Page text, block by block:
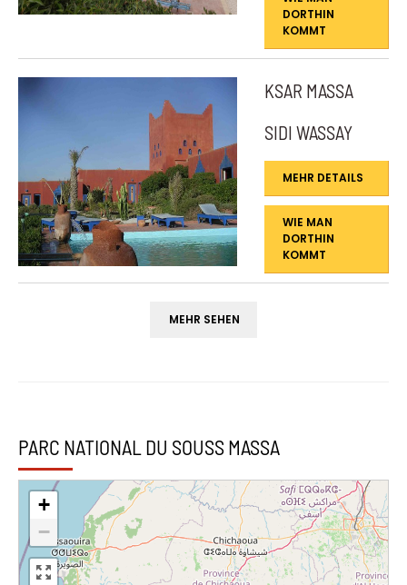
DORTHIN
KOMMT
KSAR MASSA
SIDI WASSAY
MEHR DETAILS
WIE MAN
DORTHIN
KOMMT
MEHR SEHEN
PARC NATIONAL DU SOUSS MASSA
+
−